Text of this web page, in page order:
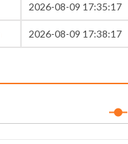
2026-08-09 17:35:17
2026-08-09 17:38:17